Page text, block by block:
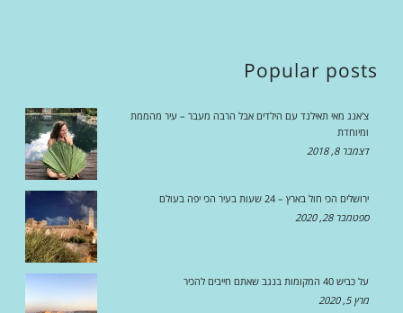
Popular posts
צ'אנג מאי תאילנד עם הילדים אבל הרבה מעבר – עיר מהממת
ומיוחדת
דצמבר 8, 2018
ירושלים הכי חול בארץ – 24 שעות בעיר הכי יפה בעולם
ספטמבר 28, 2020
על כביש 40 המקומות בנגב שאתם חייבים להכיר
מרץ 5, 2020